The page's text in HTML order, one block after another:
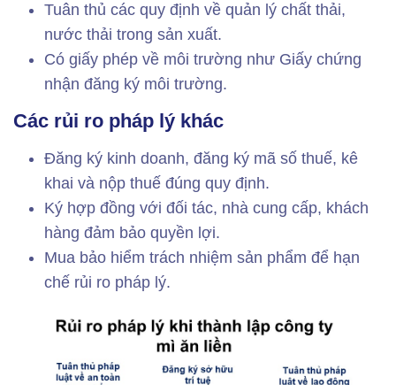
Tuân thủ các quy định về quản lý chất thải,
nước thải trong sản xuất.
Có giấy phép về môi trường như Giấy chứng
nhận đăng ký môi trường.
Các rủi ro pháp lý khác
Đăng ký kinh doanh, đăng ký mã số thuế, kê
khai và nộp thuế đúng quy định.
Ký hợp đồng với đối tác, nhà cung cấp, khách
hàng đảm bảo quyền lợi.
Mua bảo hiểm trách nhiệm sản phẩm để hạn
chế rủi ro pháp lý.